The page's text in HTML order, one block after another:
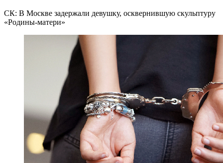
СК: В Москве задержали девушку, осквернившую скульптуру
«Родины-матери»